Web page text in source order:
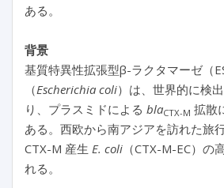
ある。
背景
基質特異性拡張型β-ラクタマーゼ（
（Escherichia coli）は、世界的に検
り、プラスミドによる blaCTX-M 拡散
ある。西欧から南アジアを訪れた旅
CTX-M 産生 E. coli （CTX-M-EC）の
れる。